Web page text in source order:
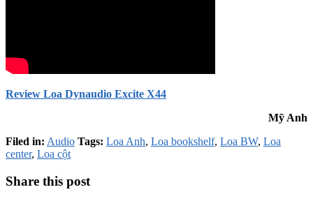
Review Loa Dynaudio Excite X44
Mỹ Anh
Filed in: Audio Tags: Loa Anh, Loa bookshelf, Loa BW, Loa
center, Loa cột
Share this post